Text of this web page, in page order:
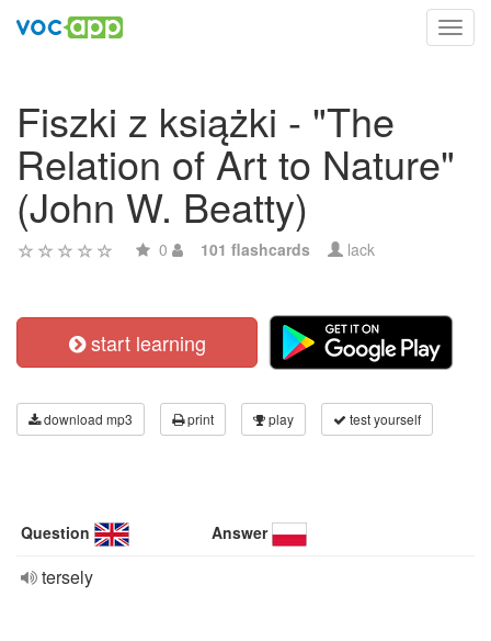
Fiszki z książki - "The
Relation of Art to Nature"
(John W. Beatty)
0 101 flashcards lack
start learning
download mp3 print play test yourself
Question Answer
tersely